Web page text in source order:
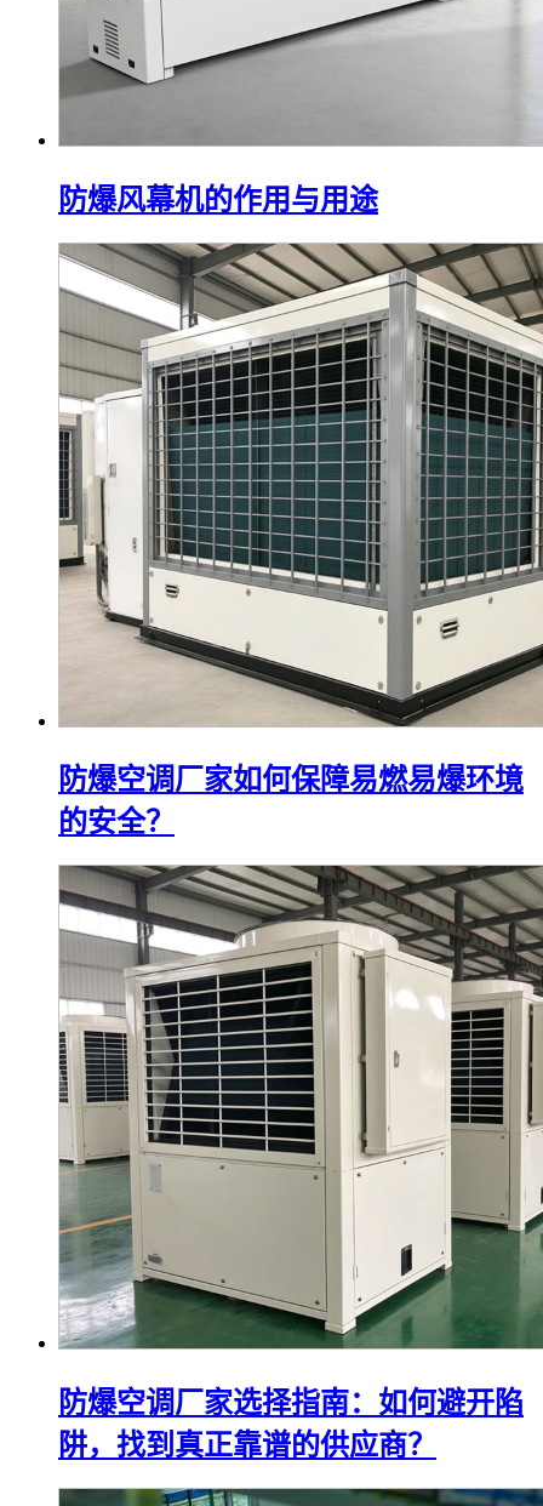
防爆风幕机的作用与用途
防爆空调厂家如何保障易燃易爆环境
的安全？
防爆空调厂家选择指南：如何避开陷
阱，找到真正靠谱的供应商？